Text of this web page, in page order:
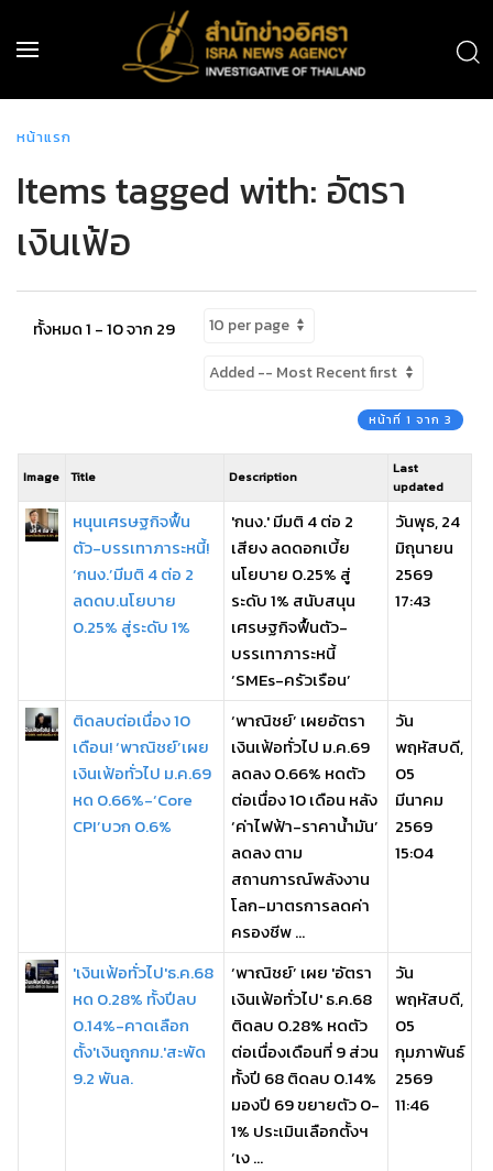
หน้าแรก
Items tagged with: อัตรา
เงินเฟ้อ
ทั้งหมด 1 - 10 จาก 29
หน้าที่ 1 จาก 3
Image Title Description
Last
updated
หนุนเศรษฐกิจฟื้น
ตัว-บรรเทาภาระหนี้!
‘กนง.’มีมติ 4 ต่อ 2
ลดดบ.นโยบาย
0.25% สู่ระดับ 1%
'กนง.' มีมติ 4 ต่อ 2
เสียง ลดดอกเบี้ย
นโยบาย 0.25% สู่
ระดับ 1% สนับสนุน
เศรษฐกิจฟื้นตัว-
บรรเทาภาระหนี้
‘SMEs-ครัวเรือน’
วันพุธ, 24
มิถุนายน
2569
17:43
ติดลบต่อเนื่อง 10
เดือน! ‘พาณิชย์’เผย
เงินเฟ้อทั่วไป ม.ค.69
หด 0.66%-‘Core
CPI’บวก 0.6%
‘พาณิชย์’ เผยอัตรา
เงินเฟ้อทั่วไป ม.ค.69
ลดลง 0.66% หดตัว
ต่อเนื่อง 10 เดือน หลัง
‘ค่าไฟฟ้า-ราคาน้ำมัน’
ลดลง ตาม
สถานการณ์พลังงาน
โลก-มาตรการลดค่า
ครองชีพ ...
วัน
พฤหัสบดี,
05
มีนาคม
2569
15:04
'เงินเฟ้อทั่วไป'ธ.ค.68
หด 0.28% ทั้งปีลบ
0.14%-คาดเลือก
ตั้ง'เงินถูกกม.'สะพัด
9.2 พันล.
‘พาณิชย์’ เผย 'อัตรา
เงินเฟ้อทั่วไป' ธ.ค.68
ติดลบ 0.28% หดตัว
ต่อเนื่องเดือนที่ 9 ส่วน
ทั้งปี 68 ติดลบ 0.14%
มองปี 69 ขยายตัว 0-
1% ประเมินเลือกตั้งฯ
‘เง ...
วัน
พฤหัสบดี,
05
กุมภาพันธ์
2569
11:46